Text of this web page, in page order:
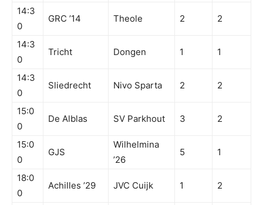
14:3
0
GRC ’14 Theole 2 2
14:3
0
Tricht Dongen 1 1
14:3
0
Sliedrecht Nivo Sparta 2 2
15:0
0
De Alblas SV Parkhout 3 2
15:0
0
GJS
Wilhelmina
’26
5 1
18:0
0
Achilles ’29 JVC Cuijk 1 2